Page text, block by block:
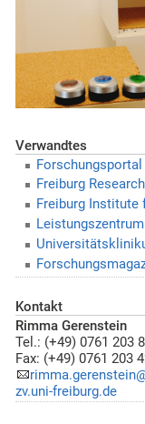
Verwandtes
Forschungsportal
Freiburg
Freiburg Institute
Kontakt
Rimma Gerenstein
Tel.: (+49) 0761 203
Fax: (+49) 0761 203
zv.uni-freiburg.de